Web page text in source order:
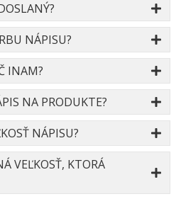
NÁPISU?
INAM?
NA PRODUKTE?
NÁPISU?
VEĽKOSŤ, KTORÁ